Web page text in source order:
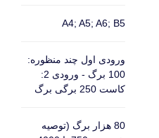
A4; A5; A6; B5
ورودی اول چند منظوره:
100 برگ - ورودی 2:
کاست 250 برگی برگ
80 هزار برگ (توصیه